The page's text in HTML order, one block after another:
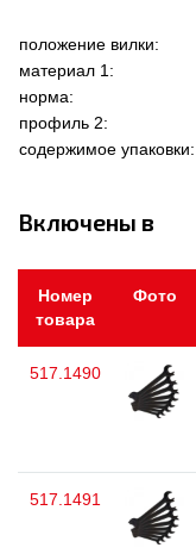
положение вилки:
материал 1:
норма:
профиль 2:
содержимое упаковки:
Включены в
Номер
товара
Фото
517.1490
517.1491